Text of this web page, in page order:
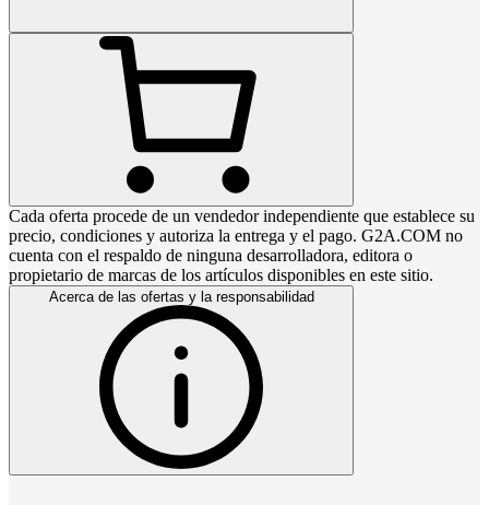
Cada oferta procede de un vendedor independiente que establece su
precio, condiciones y autoriza la entrega y el pago. G2A.COM no
cuenta con el respaldo de ninguna desarrolladora, editora o
propietario de marcas de los artículos disponibles en este sitio.
Acerca de las ofertas y la responsabilidad